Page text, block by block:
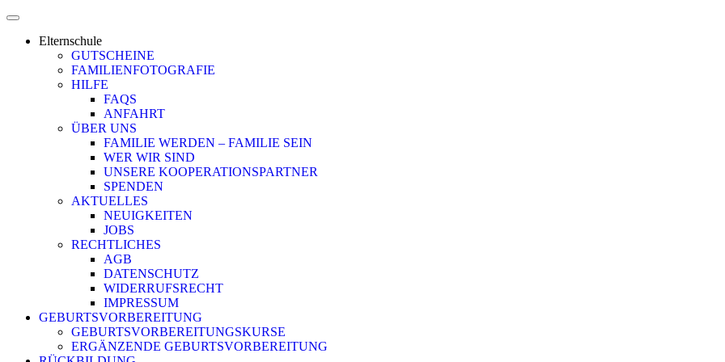
Elternschule
GUTSCHEINE
FAMILIENFOTOGRAFIE
HILFE
FAQS
ANFAHRT
ÜBER UNS
FAMILIE WERDEN – FAMILIE SEIN
WER WIR SIND
UNSERE KOOPERATIONSPARTNER
SPENDEN
AKTUELLES
NEUIGKEITEN
JOBS
RECHTLICHES
AGB
DATENSCHUTZ
WIDERRUFSRECHT
IMPRESSUM
GEBURTSVORBEREITUNG
GEBURTSVORBEREITUNGSKURSE
ERGÄNZENDE GEBURTSVORBEREITUNG